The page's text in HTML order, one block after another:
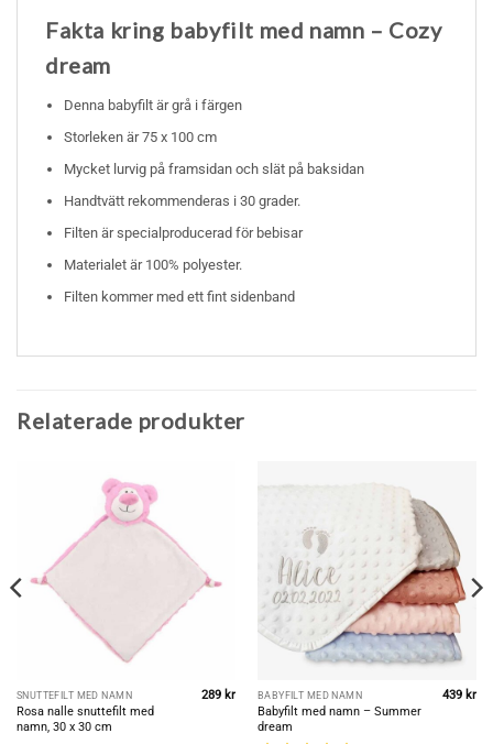
Fakta kring babyfilt med namn – Cozy
dream
Denna babyfilt är grå i färgen
Storleken är 75 x 100 cm
Mycket lurvig på framsidan och slät på baksidan
Handtvätt rekommenderas i 30 grader.
Filten är specialproducerad för bebisar
Materialet är 100% polyester.
Filten kommer med ett fint sidenband
Relaterade produkter
SNUTTEFILT MED NAMN
Rosa nalle snuttefilt med
namn, 30 x 30 cm
289 kr BABYFILT MED NAMN
Babyfilt med namn – Summer
dream
439 kr